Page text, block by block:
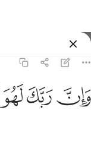
ﱽﱾﱿ